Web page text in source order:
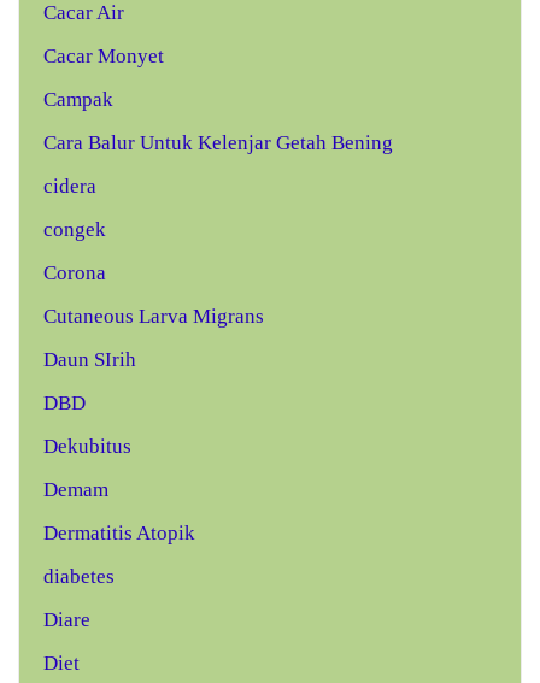
Cacar Air
Cacar Monyet
Campak
Cara Balur Untuk Kelenjar Getah Bening
cidera
congek
Corona
Cutaneous Larva Migrans
Daun SIrih
DBD
Dekubitus
Demam
Dermatitis Atopik
diabetes
Diare
Diet